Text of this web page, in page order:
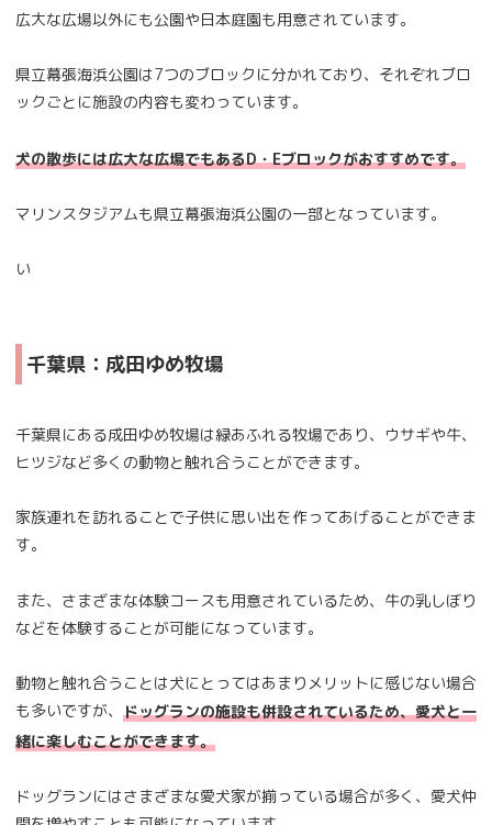
広大な広場以外にも公園や日本庭園も用意されています。
県立幕張海浜公園は7つのブロックに分かれており、それぞれブロ
ックごとに施設の内容も変わっています。
犬の散歩には広大な広場でもあるD・Eブロックがおすすめです。
マリンスタジアムも県立幕張海浜公園の一部となっています。
い
千葉県：成田ゆめ牧場
千葉県にある成田ゆめ牧場は緑あふれる牧場であり、ウサギや牛、
ヒツジなど多くの動物と触れ合うことができます。
家族連れを訪れることで子供に思い出を作ってあげることができま
す。
また、さまざまな体験コースも用意されているため、牛の乳しぼり
などを体験することが可能になっています。
動物と触れ合うことは犬にとってはあまりメリットに感じない場合
も多いですが、 ドッグランの施設も併設されているため、愛犬と一
緒に楽しむことができます。
ドッグランにはさまざまな愛犬家が揃っている場合が多く、愛犬仲